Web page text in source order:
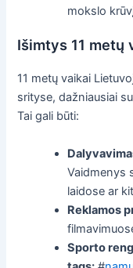
mokslo
Išimtys 11 metų
11 metų vaikai
srityse, dažniausiai
Tai gali būti:
Vaidmenys
laidose ar
Reklamos
Sporto